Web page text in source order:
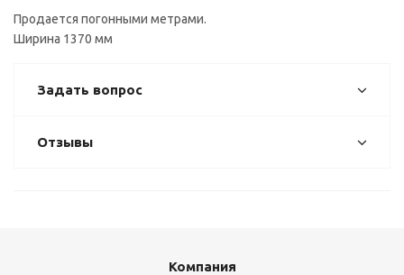
Продается погонными метрами.
Ширина 1370 мм
Задать вопрос
Отзывы
Компания